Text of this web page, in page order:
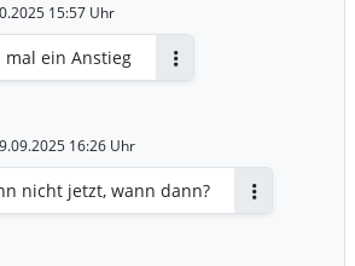
15:57 Uhr
mal ein Anstieg
16:26 Uhr
nicht jetzt, wann dann?